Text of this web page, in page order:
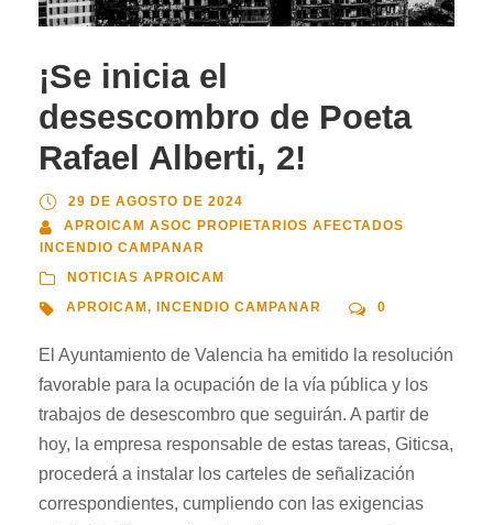
¡Se inicia el
desescombro de Poeta
Rafael Alberti, 2!
29 DE AGOSTO DE 2024
APROICAM ASOC PROPIETARIOS AFECTADOS
INCENDIO CAMPANAR
NOTICIAS APROICAM
APROICAM , INCENDIO CAMPANAR 0
El Ayuntamiento de Valencia ha emitido la resolución
favorable para la ocupación de la vía pública y los
trabajos de desescombro que seguirán. A partir de
hoy, la empresa responsable de estas tareas, Giticsa,
procederá a instalar los carteles de señalización
correspondientes, cumpliendo con las exigencias